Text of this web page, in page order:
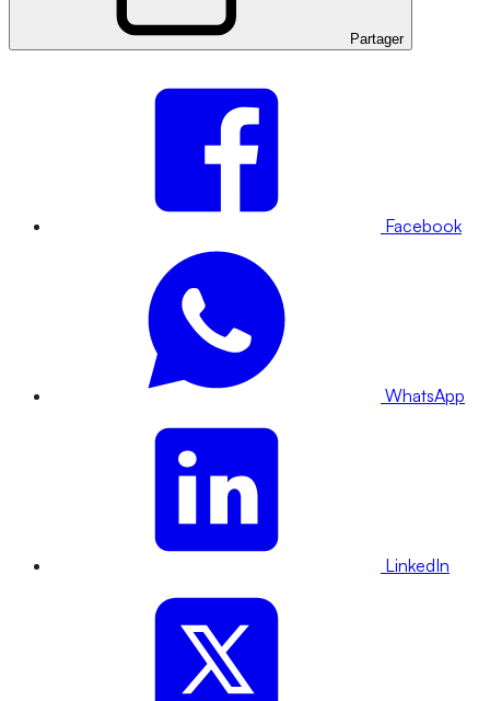
Partager
Facebook
WhatsApp
LinkedIn